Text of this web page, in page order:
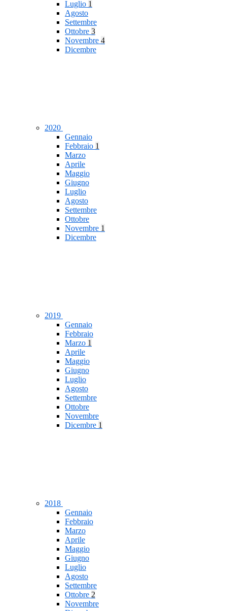
Luglio 1
Agosto
Settembre
Ottobre 3
Novembre 4
Dicembre
2020
Gennaio
Febbraio 1
Marzo
Aprile
Maggio
Giugno
Luglio
Agosto
Settembre
Ottobre
Novembre 1
Dicembre
2019
Gennaio
Febbraio
Marzo 1
Aprile
Maggio
Giugno
Luglio
Agosto
Settembre
Ottobre
Novembre
Dicembre 1
2018
Gennaio
Febbraio
Marzo
Aprile
Maggio
Giugno
Luglio
Agosto
Settembre
Ottobre 2
Novembre